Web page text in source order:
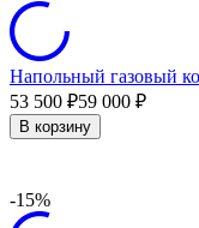
Напольный газовый
53 500 ₽59 000 ₽
В корзину
-15%